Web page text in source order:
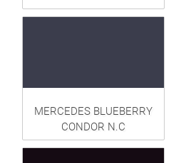
MERCEDES BLUEBERRY
CONDOR N.C